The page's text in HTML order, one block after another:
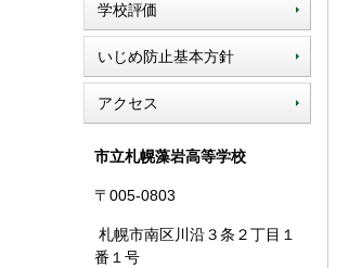
学校評価
いじめ防止基本方針
アクセス
市立札幌藻岩高等学校
〒005-0803
札幌市南区川沿３条２丁目１
番１号